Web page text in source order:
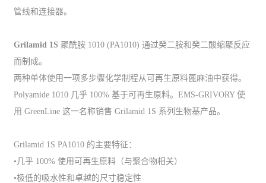
管线和连接器。
Grilamid 1S 聚酰胺 1010 (PA1010) 通过癸二胺和癸二酸缩聚反应
而制成。
两种单体使用一项多步骤化学制程从可再生原料蓖麻油中获得。
Polyamide 1010 几乎 100% 基于可再生原料。EMS-GRIVORY 使
用 GreenLine 这一名称销售 Grilamid 1S 系列生物基产品。
Grilamid 1S PA1010 的主要特征：
•几乎 100% 使用可再生原料（与聚合物相关）
•极低的吸水性和卓越的尺寸稳定性